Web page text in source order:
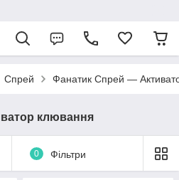
Спрей Фанатик Спрей —
клювання
0 Фільтри